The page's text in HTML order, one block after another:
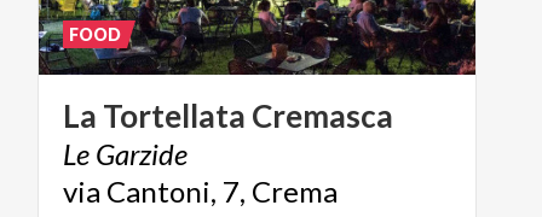
La Tortellata Cremasca
Le Garzide
via Cantoni, 7, Crema
FOOD